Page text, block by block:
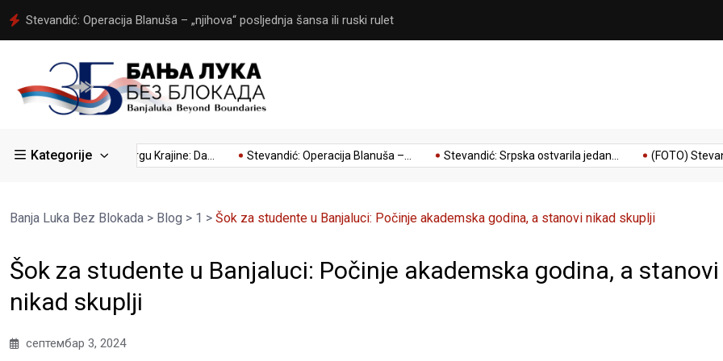
Stevandić: Operacija Blanuša – „njihova“ posljednja šansa ili ruski rulet Stevandić: Srpska
Kategorije
Kumovao Trgu Krajine: Da... Stevandić: Operacija Blanuša –... Stevandić: Srpska ostvarila jedan... (FOTO)
Banja Luka Bez Blokada > Blog > 1 > Šok za studente u Banjaluci: Počinje akademska godina, a stanovi nikad skuplji
Šok za studente u Banjaluci: Počinje akademska godina, a stanovi
nikad skuplji
септембар 3, 2024